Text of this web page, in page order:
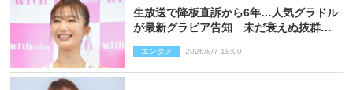
生放送で降板直訴から6年…人気グラドル
が最新グラビア告知 未だ衰えぬ抜群ス
エンタメ 2026/8/7 18:00